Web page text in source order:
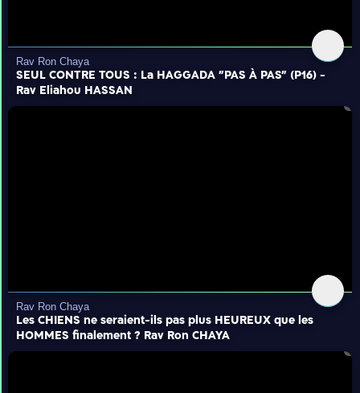
Rav Ron Chaya
SEUL CONTRE TOUS : La HAGGADA "PAS À PAS" (P16) -
Rav Eliahou HASSAN
Rav Ron Chaya
Les CHIENS ne seraient-ils pas plus HEUREUX que les
HOMMES finalement ? Rav Ron CHAYA